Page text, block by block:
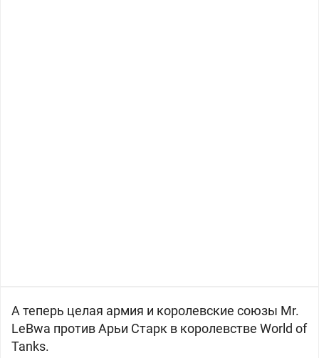
А теперь целая армия и королевские союзы Mr.
LeBwa против Арьи Старк в королевстве World of
Tanks.